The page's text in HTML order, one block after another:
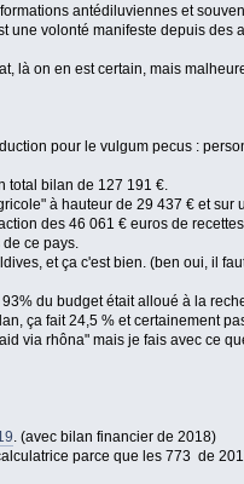
antédiluviennes et
une volonté manifeste depuis des
là on en est certain, mais
pour le vulgum pecus :
total bilan de 127 191 €.
à hauteur de 29 437 € et sur
des 46 061 € euros de
ce pays.
et ça c'est bien. (ben oui, il
du budget était alloué à la
ça fait 24,5 % et certainement
via rhôna" mais je fais avec ce
. (avec bilan financier de 2018)
parce que les 773 de